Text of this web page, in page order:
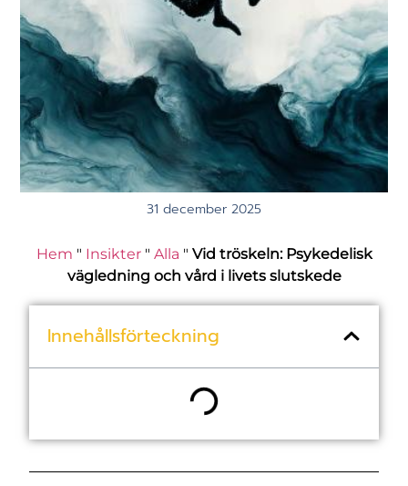
31 december 2025
Hem " Insikter" Alla " Vid tröskeln: Psykedelisk
vägledning och vård i livets slutskede
Innehållsförteckning